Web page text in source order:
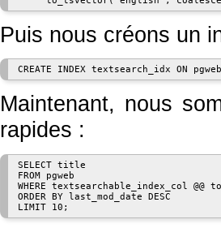
Puis nous créons un
Maintenant, nous
rapides :
SELECT title
FROM pgweb
WHERE textsearchable_index_col
ORDER BY last_mod_date DESC